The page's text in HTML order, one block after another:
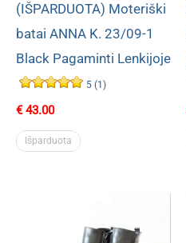
(IŠPARDUOTA) Moteriški
batai ANNA K. 23/09-1
Black Pagaminti Lenkijoje
5 (1)
€43.00
Išparduota